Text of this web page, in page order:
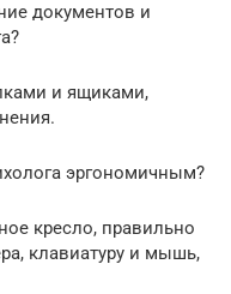
документов и
и ящиками,
эргономичным?
кресло, правильно
клавиатуру и мышь,